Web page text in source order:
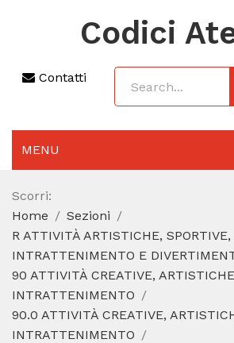
Codici
Contatti
MENU
AGGIORNAMENTO 2025
SEZIONI
CODICE ATECO A COSA SERVE
REGIME FORFETTARIO
CODICE FISCALE
Scorri:
Home
Sezioni
R ATTIVITÀ ARTISTICHE, SPORTIVE,
INTRATTENIMENTO E
90 ATTIVITÀ CREATIVE,
INTRATTENIMENTO
90.0 ATTIVITÀ CREATIVE,
INTRATTENIMENTO